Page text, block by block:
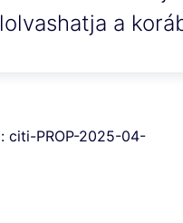
a
citi-PROP-2025-04-